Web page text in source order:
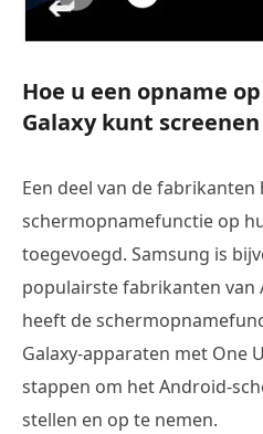
Hoe u een opname
Galaxy kunt screenen
Een deel van de fabrikanten
schermopnamefunctie op
toegevoegd. Samsung is
populairste fabrikanten van
heeft de
Galaxy-apparaten met One
stappen om het Android-
stellen en op te nemen.